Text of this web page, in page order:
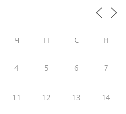
Ч П С Н
4 5 6 7
11 12 13 14